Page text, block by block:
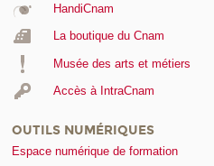
HandiCnam
La boutique du Cnam
Musée des arts et métiers
Accès à IntraCnam
OUTILS NUMÉRIQUES
Espace numérique de formation